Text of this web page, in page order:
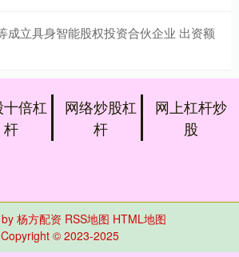
成立具身智能股权投资合伙企业 出资额
倍杠
杆
网络炒股杠
杆
网上杠杆炒
股
杨方配资 RSS地图 HTML地图
Copyright © 2023-2025